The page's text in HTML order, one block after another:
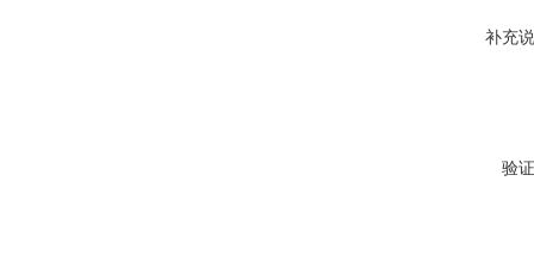
补充
验